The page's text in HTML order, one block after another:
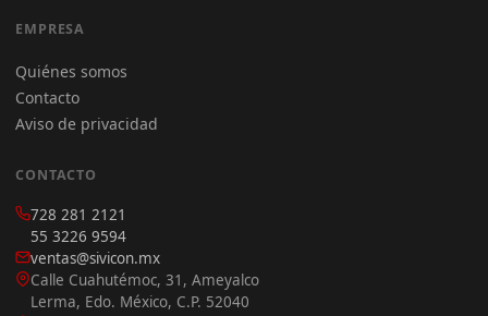
EMPRESA
Quiénes somos
Contacto
Aviso de privacidad
CONTACTO
728 281 2121
55 3226 9594
ventas@sivicon.mx
Calle Cuahutémoc, 31, Ameyalco
Lerma, Edo. México, C.P. 52040